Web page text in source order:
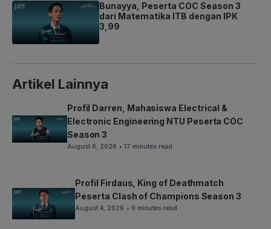
Bunayya, Peserta COC Season 3
dari Matematika ITB dengan IPK
3,99
Artikel Lainnya
Profil Darren, Mahasiswa Electrical &
Electronic Engineering NTU Peserta COC
Season 3
August 6, 2026 • 17 minutes read
Profil Firdaus, King of Deathmatch
Peserta Clash of Champions Season 3
August 4, 2026 • 9 minutes read